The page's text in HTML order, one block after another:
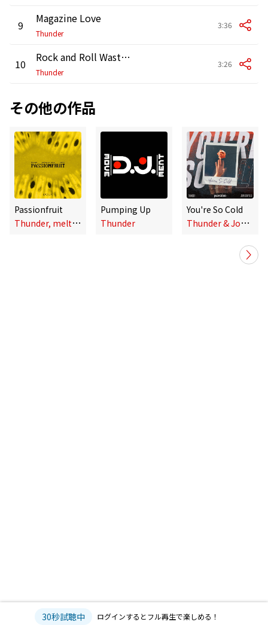
9 Magazine Love
Thunder
3:36
10 Rock and Roll Wasteland
Thunder
3:26
その他の作品
Passionfruit
T
hunder, melting patterns, noetic
Pumping Up
Thunder
You're So Cold
T
hunder & John Skyfield
30秒試聴中 ログインするとフル再生で楽しめる！